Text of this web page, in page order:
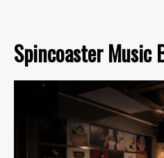
Spincoaster Music